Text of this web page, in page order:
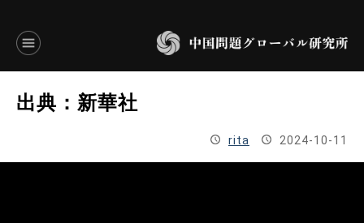
言語別アーカイブ
JAPANESE
出典：新華社
rita 2024-10-11